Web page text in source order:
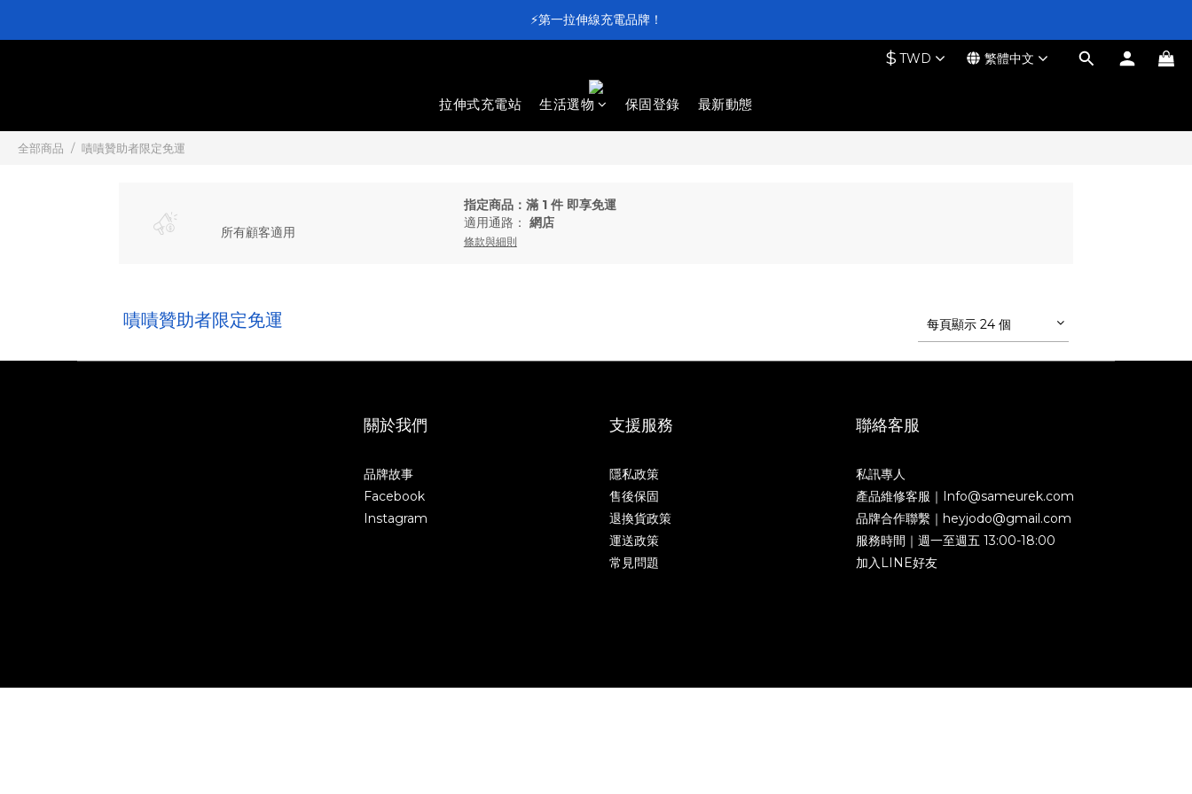
⚡第一拉伸線充電品牌！
⚡第一拉伸線充電品牌！
滿 $4,000 即享免運
⚡第一拉伸線充電品牌！
$ TWD 繁體中文
拉伸式充電站 生活選物 保固登錄 最新動態
全部商品 嘖嘖贊助者限定免運
所有顧客適用
指定商品：滿 1 件 即享免運
適用通路： 網店
條款與細則
嘖嘖贊助者限定免運 每頁顯示 24 個
關於我們
品牌故事
Facebook
Instagram
支援服務
隱私政策
售後保固
退換貨政策
運送政策
常見問題
聯絡客服
私訊專人
產品維修客服｜Info@sameurek.com
品牌合作聯繫｜heyjodo@gmail.com
服務時間｜週一至週五 13:00-18:00
加入LINE好友